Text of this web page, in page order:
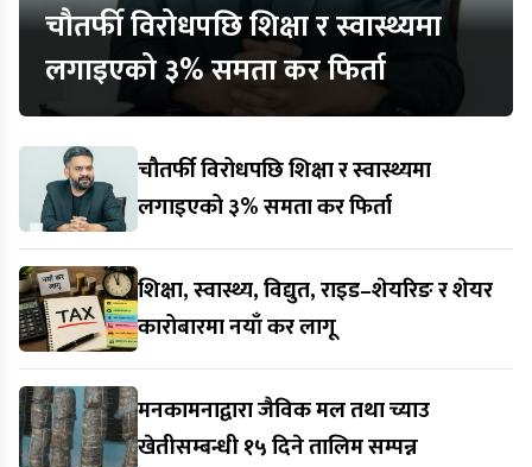
चौतर्फी विरोधपछि शिक्षा र स्वास्थ्यमा
लगाइएको ३% समता कर फिर्ता
चौतर्फी विरोधपछि शिक्षा र स्वास्थ्यमा
लगाइएको ३% समता कर फिर्ता
शिक्षा, स्वास्थ्य, विद्युत, राइड–शेयरिङ र शेयर
कारोबारमा नयाँ कर लागू
मनकामनाद्वारा जैविक मल तथा च्याउ
खेतीसम्बन्धी १५ दिने तालिम सम्पन्न